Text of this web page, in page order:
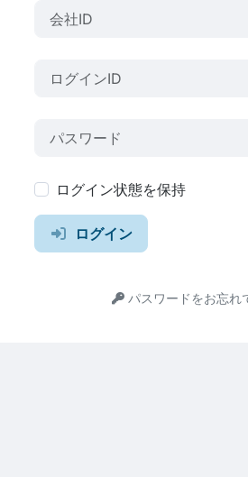
ログイン状態を保持
ログイン
パスワードをお忘れ